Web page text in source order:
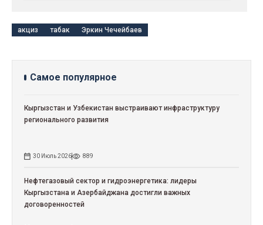
акциз табак Эркин Чечейбаев
Самое популярное
Кыргызстан и Узбекистан выстраивают инфраструктуру
регионального развития
30 Июль 2026 889
Нефтегазовый сектор и гидроэнергетика: лидеры
Кыргызстана и Азербайджана достигли важных
договоренностей